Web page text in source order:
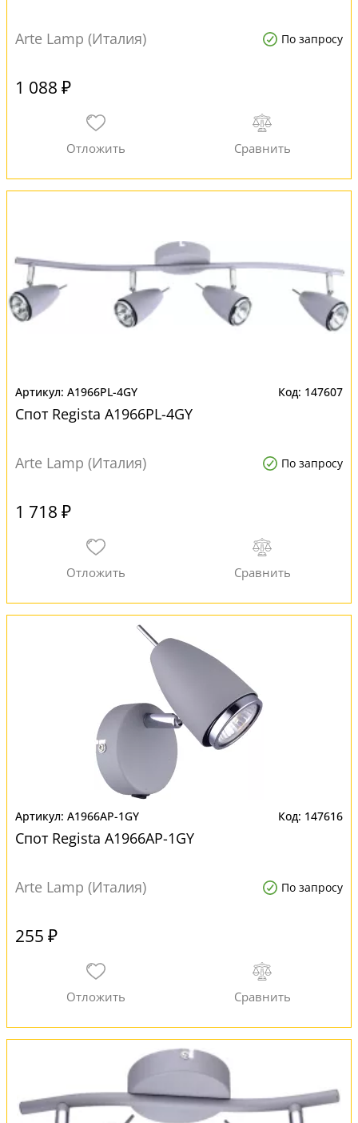
Arte Lamp (Италия) По запросу
1 088 ₽
A1966PL-4GY 147607
Спот Regista A1966PL-4GY
Arte Lamp (Италия) По запросу
1 718 ₽
A1966AP-1GY 147616
Спот Regista A1966AP-1GY
Arte Lamp (Италия) По запросу
255 ₽